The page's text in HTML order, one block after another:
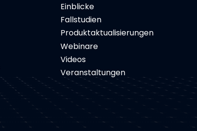
Einblicke
Fallstudien
Produktaktualisierungen
Webinare
Videos
Veranstaltungen